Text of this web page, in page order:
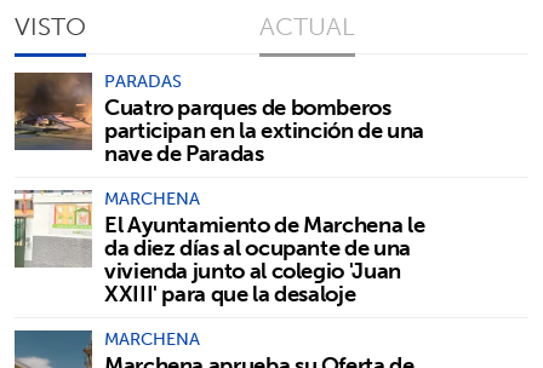
VISTO ACTUAL
PARADAS
Cuatro parques de bomberos
participan en la extinción de una
nave de Paradas
MARCHENA
El Ayuntamiento de Marchena le
da diez días al ocupante de una
vivienda junto al colegio 'Juan
XXIII' para que la desaloje
MARCHENA